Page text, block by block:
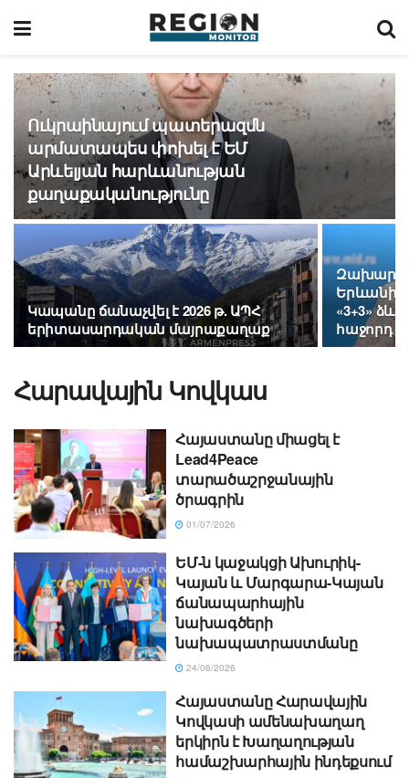
Ուկրաինայում պատերազմն
արմատապես փոխել է ԵՄ
Արևելյան հարևանության
քաղաքականությունը
Կապանը ճանաչվել է 2026 թ. ԱՊՀ
երիտասարդական մայրաքաղաք
Երևանի
«3+3»
հաջորդ
Հարավային Կովկաս
Հայաստանը միացել է
Lead4Peace
տարածաշրջանային
ծրագրին
01/07/2026
ԵՄ-ն կաջակցի Ախուրիկ-
Կայան և Մարգարա-Կայան
ճանապարհային
նախագծերի
նախապատրաստմանը
24/06/2026
Հայաստանը Հարավային
Կովկասի ամենախաղաղ
երկիրն է Խաղաղության
համաշխարհային ինդեքսում